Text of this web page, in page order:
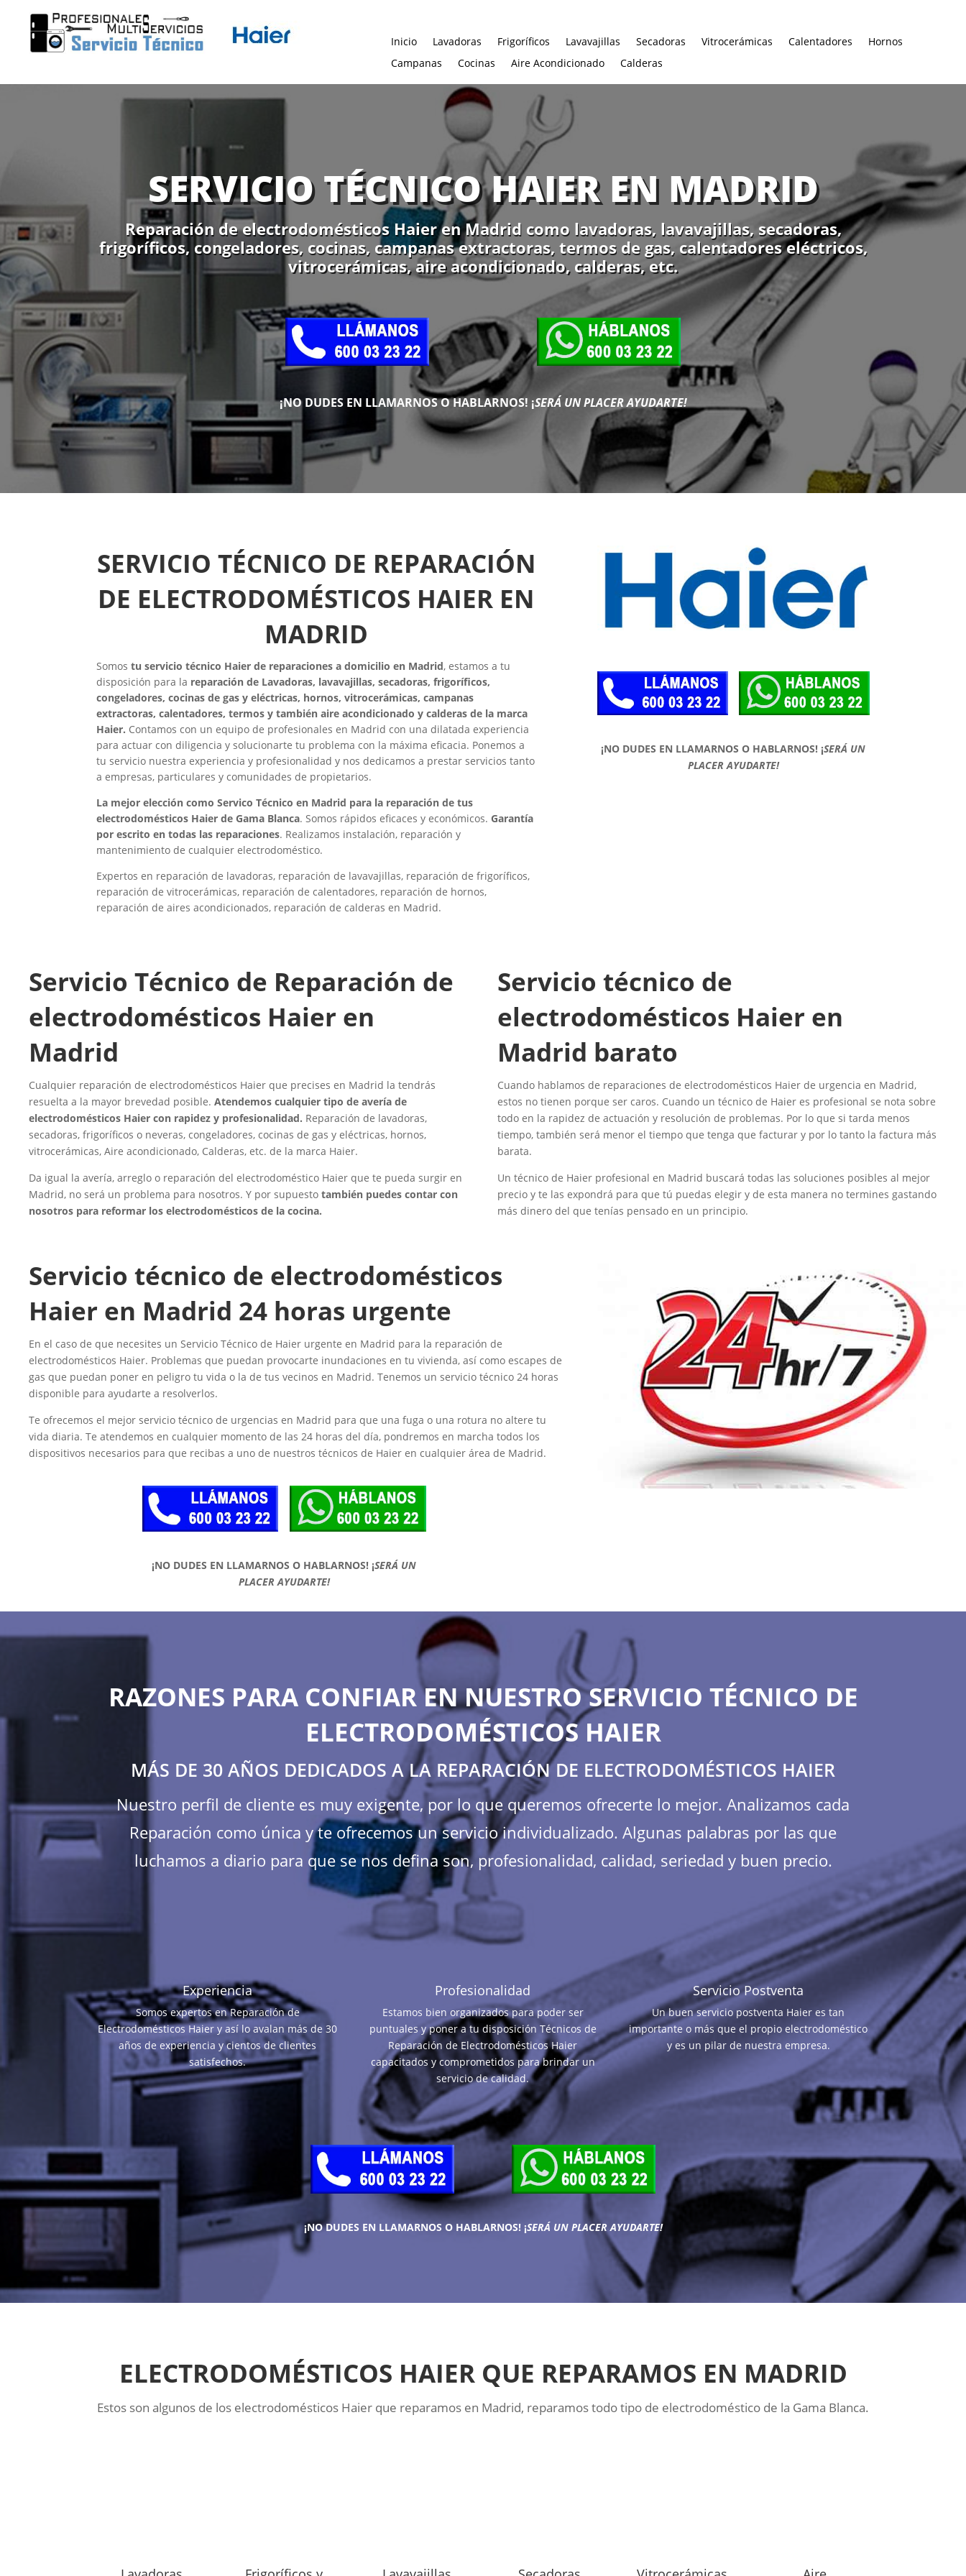
Inicio Lavadoras Frigoríficos Lavavajillas Secadoras Vitrocerámicas Calentadores
Hornos
Campanas
Cocinas Aire Acondicionado Calderas
SERVICIO TÉCNICO HAIER EN MADRID
Reparación de electrodomésticos Haier en Madrid como lavadoras, lavavajillas, secadoras,
frigoríficos, congeladores, cocinas, campanas extractoras, termos de gas, calentadores eléctricos,
vitrocerámicas, aire acondicionado, calderas, etc.
¡NO DUDES EN LLAMARNOS O HABLARNOS! ¡SERÁ UN PLACER AYUDARTE!
SERVICIO TÉCNICO DE REPARACIÓN
DE ELECTRODOMÉSTICOS HAIER EN
MADRID
Somostu servicio técnico Haier de reparaciones a domicilio en Madrid, estamos a tu
disposición para la reparación de Lavadoras, lavavajillas, secadoras, frigoríficos,
congeladores, cocinas de gas y eléctricas, hornos, vitrocerámicas, campanas
extractoras, calentadores, termos y también aire acondicionado y calderas de la marca
Haier. Contamos con un equipo de profesionales en Madrid con una dilatada experiencia
para actuar con diligencia y solucionarte tu problema con la máxima eficacia. Ponemos a
tu servicio nuestra experiencia y profesionalidad y nos dedicamos a prestar servicios tanto
a empresas, particulares y comunidades de propietarios.
La mejor elección como Servico Técnico en Madrid para la reparación de tus
electrodomésticos Haier de Gama Blanca. Somos rápidos eficaces y económicos.Garantía
por escrito en todas las reparaciones. Realizamos instalación, reparación y
mantenimiento de cualquier electrodoméstico.
Expertos en reparación de lavadoras, reparación de lavavajillas, reparación de frigoríficos,
reparación de vitrocerámicas, reparación de calentadores, reparación de hornos,
reparación de aires acondicionados, reparación de calderas en Madrid.
¡NO DUDES EN LLAMARNOS O HABLARNOS! ¡SERÁ UN
PLACER AYUDARTE!
Servicio Técnico de Reparación de
electrodomésticos Haier en
Madrid
Cualquier reparación de electrodomésticos Haier que precises en Madrid la tendrás
resuelta a la mayor brevedad posible. Atendemos cualquier tipo de avería de
electrodomésticos Haier con rapidez y profesionalidad. Reparación de lavadoras,
secadoras, frigoríficos o neveras, congeladores, cocinas de gas y eléctricas, hornos,
vitrocerámicas, Aire acondicionado, Calderas, etc. de la marca Haier.
Da igual la avería, arreglo o reparación del electrodoméstico Haier que te pueda surgir en
Madrid, no será un problema para nosotros. Y por supuesto también puedes contar con
nosotros para reformar los electrodomésticos de la cocina.
Servicio técnico de
electrodomésticos Haier en
Madrid barato
Cuando hablamos de reparaciones de electrodomésticos Haier de urgencia en Madrid,
estos no tienen porque ser caros. Cuando un técnico de Haier es profesional se nota sobre
todo en la rapidez de actuación y resolución de problemas. Por lo que si tarda menos
tiempo, también será menor el tiempo que tenga que facturar y por lo tanto la factura más
barata.
Un técnico de Haier profesional en Madrid buscará todas las soluciones posibles al mejor
precio y te las expondrá para que tú puedas elegir y de esta manera no termines gastando
más dinero del que tenías pensado en un principio.
Servicio técnico de electrodomésticos
Haier en Madrid 24 horas urgente
En el caso de que necesites un Servicio Técnico de Haier urgente en Madrid para la reparación de
electrodomésticos Haier. Problemas que puedan provocarte inundaciones en tu vivienda, así como escapes de
gas que puedan poner en peligro tu vida o la de tus vecinos en Madrid. Tenemos un servicio técnico 24 horas
disponible para ayudarte a resolverlos.
Te ofrecemos el mejor servicio técnico de urgencias en Madrid para que una fuga o una rotura no altere tu
vida diaria. Te atendemos en cualquier momento de las 24 horas del día, pondremos en marcha todos los
dispositivos necesarios para que recibas a uno de nuestros técnicos de Haier en cualquier área de Madrid.
¡NO DUDES EN LLAMARNOS O HABLARNOS! ¡SERÁ UN
PLACER AYUDARTE!
RAZONES PARA CONFIAR EN NUESTRO SERVICIO TÉCNICO DE
ELECTRODOMÉSTICOS HAIER
MÁS DE 30 AÑOS DEDICADOS A LA REPARACIÓN DE ELECTRODOMÉSTICOS HAIER
Nuestro perfil de cliente es muy exigente, por lo que queremos ofrecerte lo mejor. Analizamos cada
Reparación como única y te ofrecemos un servicio individualizado. Algunas palabras por las que
luchamos a diario para que se nos defina son, profesionalidad, calidad, seriedad y buen precio.
Experiencia
Somos expertos en Reparación de
Electrodomésticos Haier y así lo avalan más de 30
años de experiencia y cientos de clientes
satisfechos.
Profesionalidad
Estamos bien organizados para poder ser
puntuales y poner a tu disposición Técnicos de
Reparación de Electrodomésticos Haier
capacitados y comprometidos para brindar un
servicio de calidad.
Servicio Postventa
Un buen servicio postventa Haier es tan
importante o más que el propio electrodoméstico
y es un pilar de nuestra empresa.
¡NO DUDES EN LLAMARNOS O HABLARNOS! ¡SERÁ UN PLACER AYUDARTE!
ELECTRODOMÉSTICOS HAIER QUE REPARAMOS EN MADRID
Estos son algunos de los electrodomésticos Haier que reparamos en Madrid, reparamos todo tipo de electrodoméstico de la Gama Blanca.